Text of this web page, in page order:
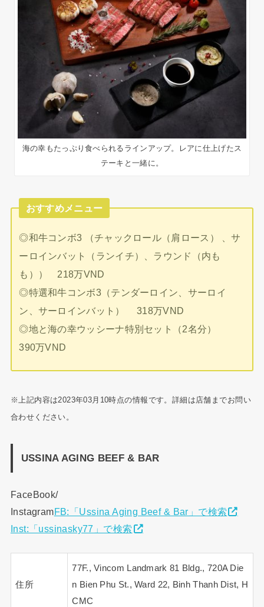
海の幸もたっぷり食べられるラインアップ。レアに仕上げたス
テーキと一緒に。
おすすめメニュー
◎和牛コンボ3 （チャックロール（肩ロース） 、サ
ーロインバット（ランイチ）、ラウンド（内も
も）） 218万VND
◎特選和牛コンボ3（テンダーロイン、サーロイ
ン、サーロインバット） 318万VND
◎地と海の幸ウッシーナ特別セット（2名分）
390万VND
※上記内容は2023年03月10時点の情報です。詳細は店舗までお問い
合わせください。
USSINA AGING BEEF & BAR
FaceBook/
InstagramFB:「Ussina Aging Beef & Bar」で検索
Inst:「ussinasky77」で検索
住所
77F., Vincom Landmark 81 Bldg., 720A Die
n Bien Phu St., Ward 22, Binh Thanh Dist, H
CMC